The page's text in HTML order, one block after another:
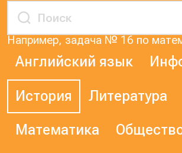
Например, задача № 16 по
Английский язык
История Литература
Математика